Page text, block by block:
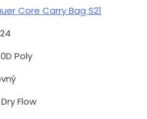
Core Carry Bag S21
Poly
Flow